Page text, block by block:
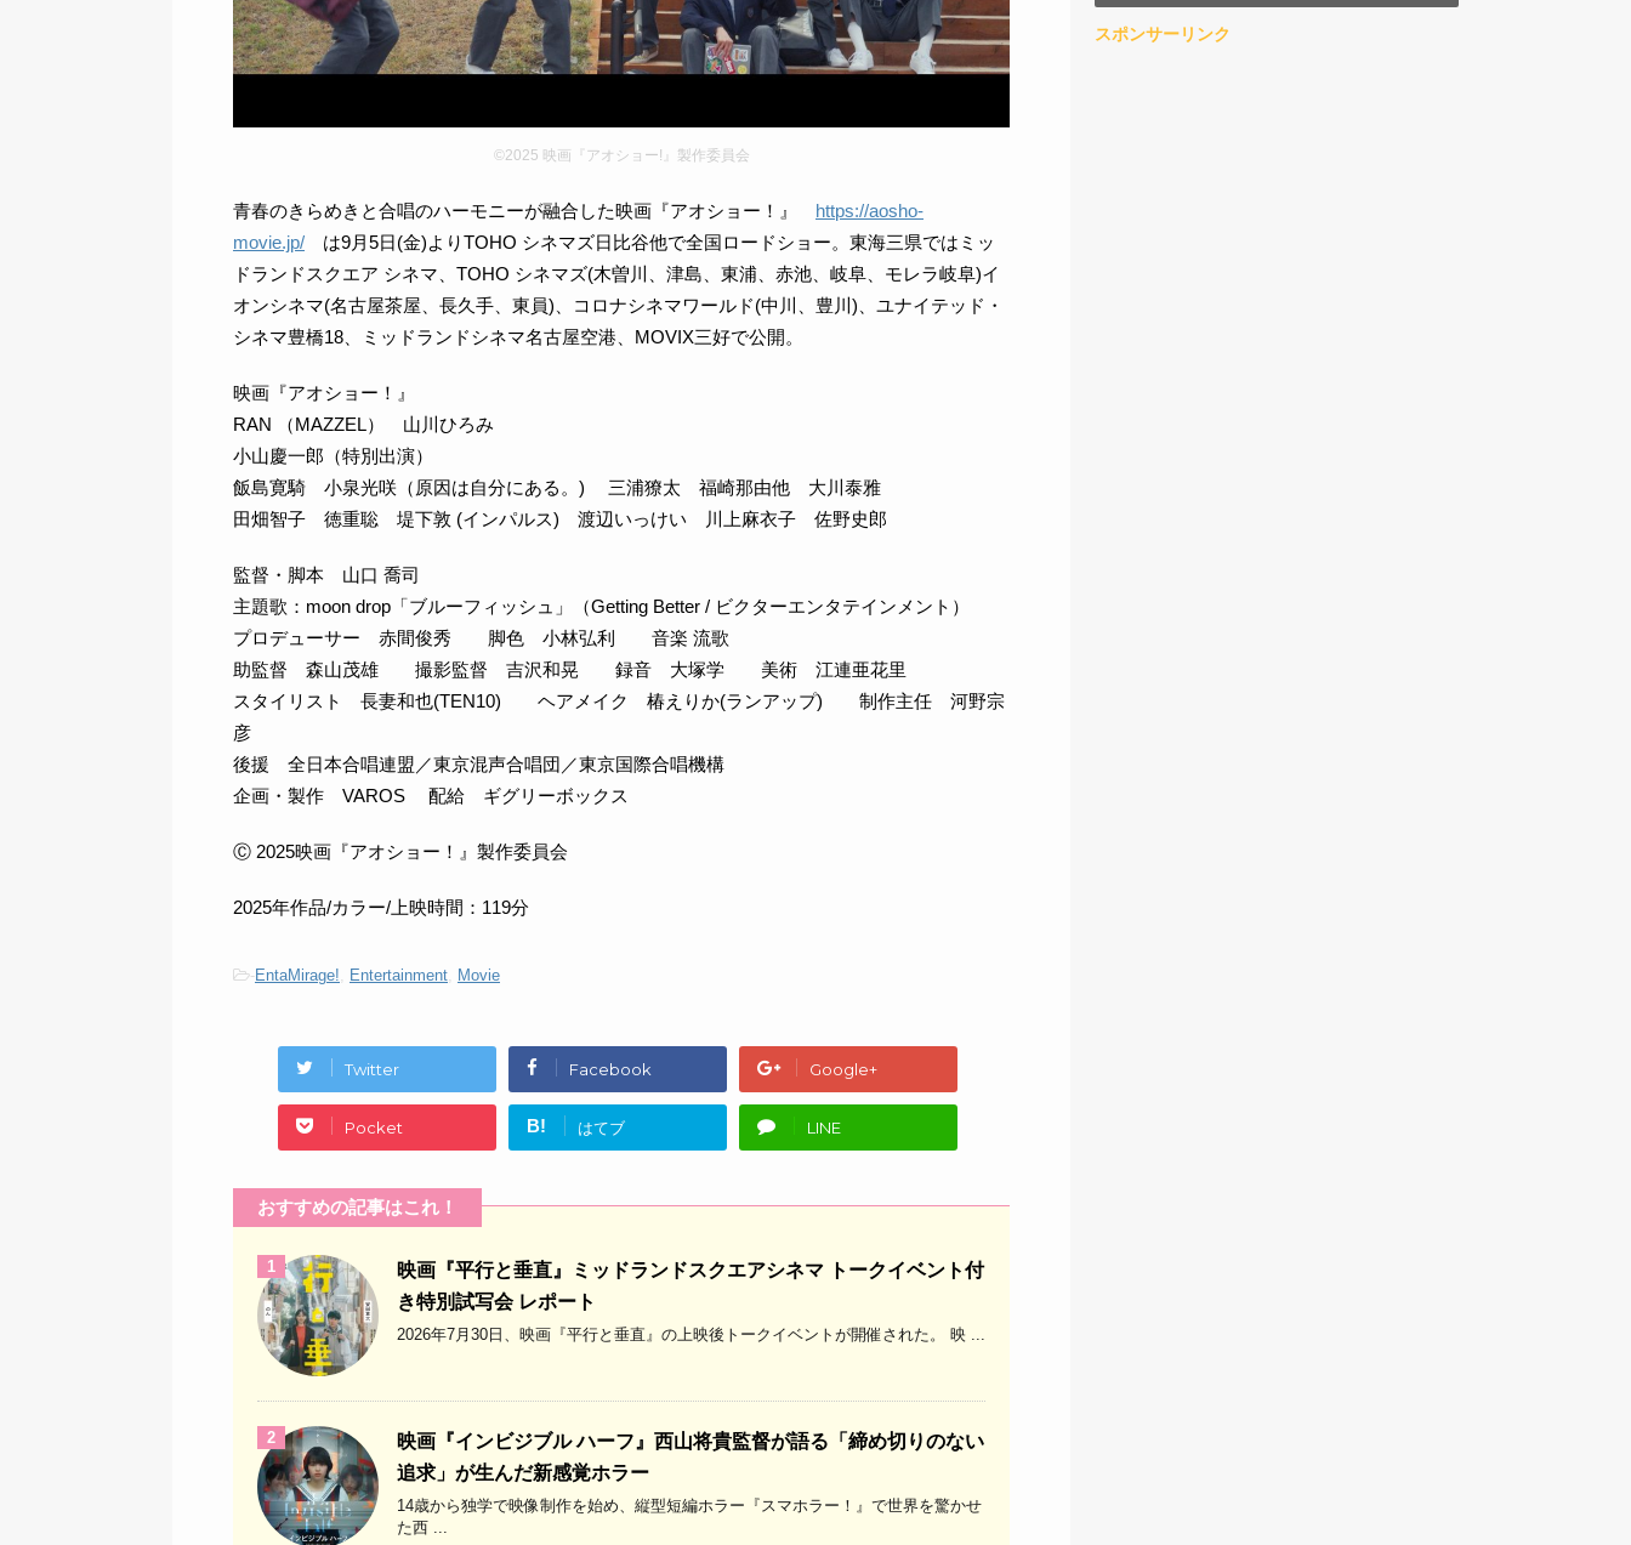
©2025 映画『アオショー!』製作委員会
青春のきらめきと合唱のハーモニーが融合した映画『アオショー！』 https://aosho-
movie.jp/ は9月5日(金)よりTOHO シネマズ日比谷他で全国ロードショー。東海三県ではミッ
ドランドスクエア シネマ、TOHO シネマズ(木曽川、津島、東浦、赤池、岐阜、モレラ岐阜)イ
オンシネマ(名古屋茶屋、長久手、東員)、コロナシネマワールド(中川、豊川)、ユナイテッド・
シネマ豊橋18、ミッドランドシネマ名古屋空港、MOVIX三好で公開。
映画『アオショー！』
RAN （MAZZEL） 山川ひろみ
小山慶一郎（特別出演）
飯島寛騎 小泉光咲（原因は自分にある。) 三浦獠太 福崎那由他 大川泰雅
田畑智子 徳重聡 堤下敦 (インパルス) 渡辺いっけい 川上麻衣子 佐野史郎
監督・脚本 山口 喬司
主題歌：moon drop「ブルーフィッシュ」（Getting Better / ビクターエンタテインメント）
プロデューサー 赤間俊秀 脚色 小林弘利 音楽 流歌
助監督 森山茂雄 撮影監督 吉沢和晃 録音 大塚学 美術 江連亜花里
スタイリスト 長妻和也(TEN10) ヘアメイク 椿えりか(ランアップ) 制作主任 河野宗
彦
後援 全日本合唱連盟／東京混声合唱団／東京国際合唱機構
企画・製作 VAROS 配給 ギグリーボックス
Ⓒ 2025映画『アオショー！』製作委員会
2025年作品/カラー/上映時間：119分
-EntaMirage!, Entertainment, Movie
Twitter Facebook Google+
Pocket B! はてブ LINE
おすすめの記事はこれ！
1
映画『平行と垂直』ミッドランドスクエアシネマ トークイベント付
き特別試写会 レポート
2026年7月30日、映画『平行と垂直』の上映後トークイベントが開催された。 映 ...
2
映画『インビジブル ハーフ』西山将貴監督が語る「締め切りのない
追求」が生んだ新感覚ホラー
14歳から独学で映像制作を始め、縦型短編ホラー『スマホラー！』で世界を驚かせ
た西 ...
スポンサーリンク